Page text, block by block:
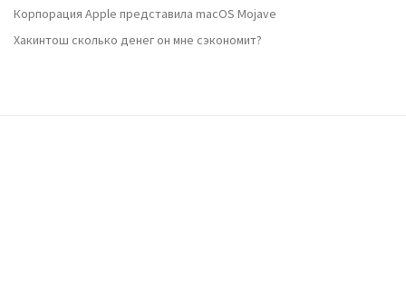
Корпорация Apple представила macOS Mojave
Хакинтош сколько денег он мне сэкономит?